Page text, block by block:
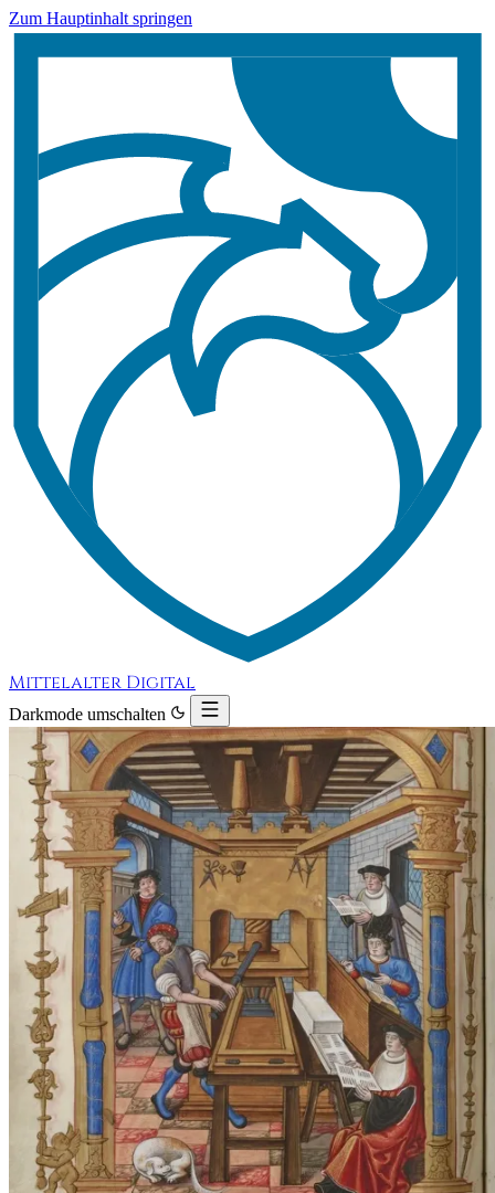
Zum Hauptinhalt springen
Mittelalter Digital
Darkmode umschalten